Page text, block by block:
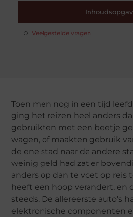
Veelgestelde vragen
Toen men nog in een tijd
ging het reizen heel anders
gebruikten met een beetje
wagen, of maakten gebruik
de ene stad naar de andere
weinig geld had zat er
anders op dan te voet op reis
heeft een hoop verandert, en
steeds. De allereerste auto’s
elektronische componenten